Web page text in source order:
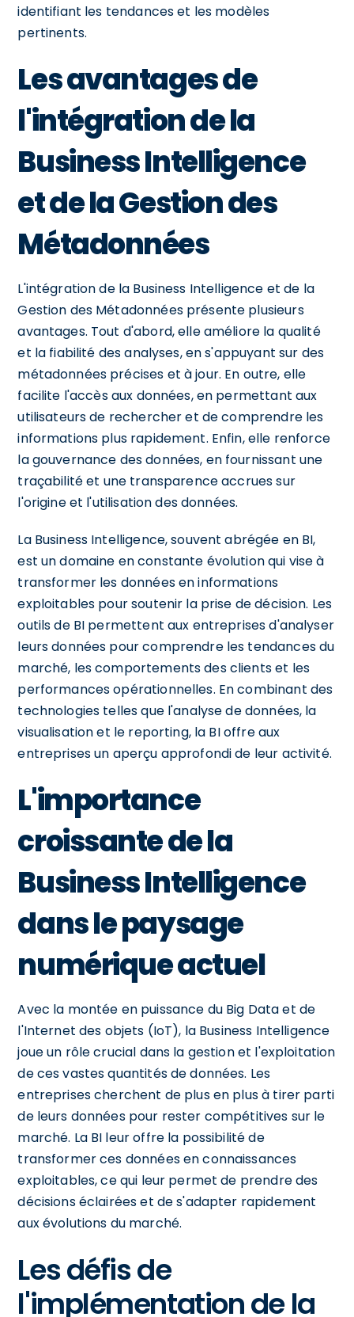
identifiant les tendances et les modèles
pertinents.
Les avantages de
l'intégration de la
Business Intelligence
et de la Gestion des
Métadonnées
L'intégration de la Business Intelligence et de la
Gestion des Métadonnées présente plusieurs
avantages. Tout d'abord, elle améliore la qualité
et la fiabilité des analyses, en s'appuyant sur des
métadonnées précises et à jour. En outre, elle
facilite l'accès aux données, en permettant aux
utilisateurs de rechercher et de comprendre les
informations plus rapidement. Enfin, elle renforce
la gouvernance des données, en fournissant une
traçabilité et une transparence accrues sur
l'origine et l'utilisation des données.
La Business Intelligence, souvent abrégée en BI,
est un domaine en constante évolution qui vise à
transformer les données en informations
exploitables pour soutenir la prise de décision. Les
outils de BI permettent aux entreprises d'analyser
leurs données pour comprendre les tendances du
marché, les comportements des clients et les
performances opérationnelles. En combinant des
technologies telles que l'analyse de données, la
visualisation et le reporting, la BI offre aux
entreprises un aperçu approfondi de leur activité.
L'importance
croissante de la
Business Intelligence
dans le paysage
numérique actuel
Avec la montée en puissance du Big Data et de
l'Internet des objets (IoT), la Business Intelligence
joue un rôle crucial dans la gestion et l'exploitation
de ces vastes quantités de données. Les
entreprises cherchent de plus en plus à tirer parti
de leurs données pour rester compétitives sur le
marché. La BI leur offre la possibilité de
transformer ces données en connaissances
exploitables, ce qui leur permet de prendre des
décisions éclairées et de s'adapter rapidement
aux évolutions du marché.
Les défis de
l'implémentation de la